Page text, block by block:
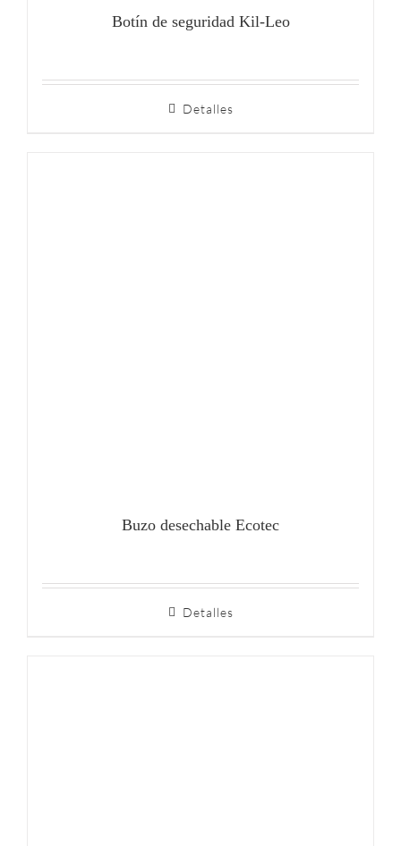
Botín de seguridad Kil-Leo
Detalles
Buzo desechable Ecotec
Detalles